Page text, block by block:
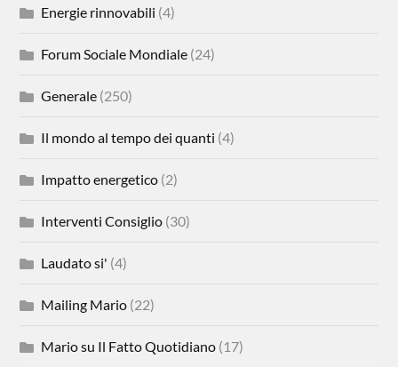
Energie rinnovabili (4)
Forum Sociale Mondiale (24)
Generale (250)
Il mondo al tempo dei quanti (4)
Impatto energetico (2)
Interventi Consiglio (30)
Laudato si' (4)
Mailing Mario (22)
Mario su Il Fatto Quotidiano (17)